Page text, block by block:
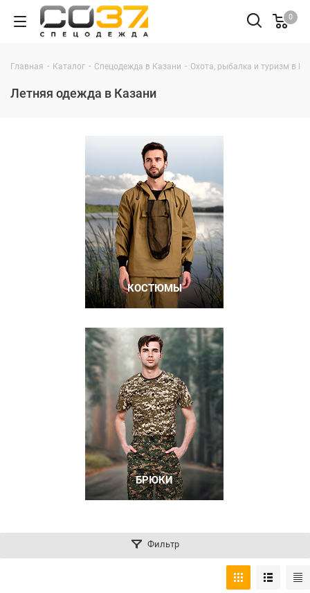
0
Главная - Каталог - Спецодежда в Казани - Охота, рыбалка и туризм в
Летняя одежда в Казани
КОСТЮМЫ
БРЮКИ
Фильтр